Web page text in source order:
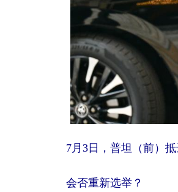
7月3日，普坦（前）
会否重新选举？